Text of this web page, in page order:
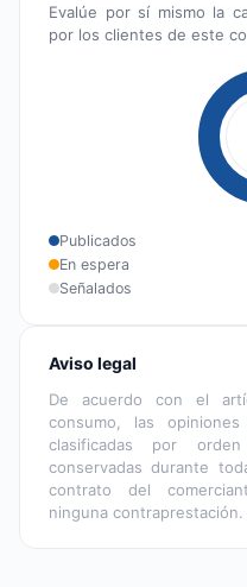
Evalúe por sí mismo la
por los clientes de este
Publicados
En espera
Señalados
Aviso legal
De acuerdo con el
consumo, las
clasificadas por
conservadas durante
contrato del
ninguna contraprestación.